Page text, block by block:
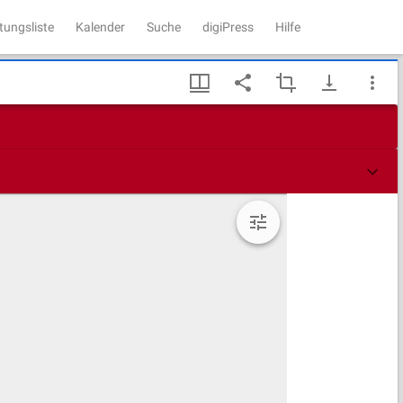
Kalender Suche digiPress Hilfe